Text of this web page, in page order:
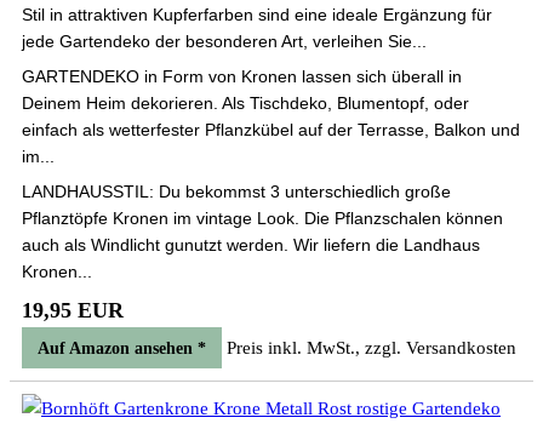
Stil in attraktiven Kupferfarben sind eine ideale Ergänzung für
jede Gartendeko der besonderen Art, verleihen Sie...
GARTENDEKO in Form von Kronen lassen sich überall in
Deinem Heim dekorieren. Als Tischdeko, Blumentopf, oder
einfach als wetterfester Pflanzkübel auf der Terrasse, Balkon und
im...
LANDHAUSSTIL: Du bekommst 3 unterschiedlich große
Pflanztöpfe Kronen im vintage Look. Die Pflanzschalen können
auch als Windlicht gunutzt werden. Wir liefern die Landhaus
Kronen...
19,95 EUR
Auf Amazon ansehen * Preis inkl. MwSt., zzgl. Versandkosten